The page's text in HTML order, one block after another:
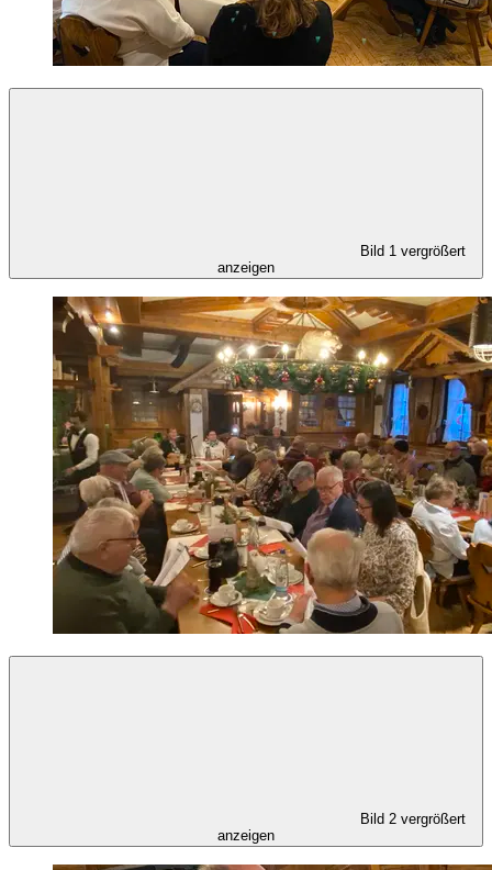
Bild 1 vergrößert
anzeigen
Bild 2 vergrößert
anzeigen